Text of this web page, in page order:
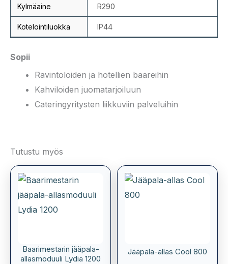
Kylmäaine R290
Kotelointiluokka IP44
Sopii
Ravintoloiden ja hotellien baareihin
Kahviloiden juomatarjoiluun
Cateringyritysten liikkuviin palveluihin
Tutustu myös
Baarimestarin jääpala-
allasmoduuli Lydia 1200
Jääpala-allas Cool 800